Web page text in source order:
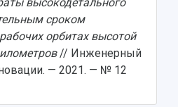
сроком
орбитах высотой
// Инженерный
— 2021. — № 12